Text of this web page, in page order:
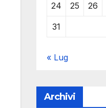
24 25 26
31
« Lug
Archivi